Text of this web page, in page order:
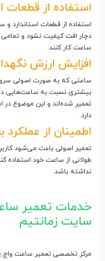
استفاده از قطعات
استفاده از قطعات استاندارد
دچار افت کیفیت نشود و
ساعت کار کنند.
افزایش ارزش
ساعتی که به صورت اصولی
بیشتری نسبت به ساعت‌هایی
تعمیر شده‌اند و این موضوع در
دارد.
اطمینان از عملکرد
تعمیر اصولی باعث می‌شود
طولانی از ساعت خود استفاده
نداشته باشد.
خدمات تعمیر
سایت زمانتیم
مرکز تخصصی تعمیر ساعت واچ